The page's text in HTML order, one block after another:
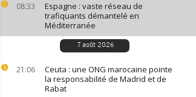
08:33
Espagne : vaste réseau de
trafiquants démantelé en
Méditerranée
7 août 2026
21:06
Ceuta : une ONG marocaine pointe
la responsabilité de Madrid et de
Rabat